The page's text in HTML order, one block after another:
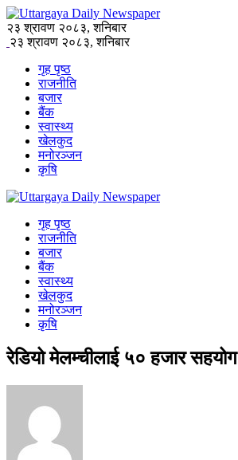
२३ श्रावण २०८३, शनिबार
२३ श्रावण २०८३, शनिबार
गृह पृष्ठ
राजनीति
बजार
बैंक
स्वास्थ्य
खेलकुद
मनोरञ्जन
कृषि
गृह पृष्ठ
राजनीति
बजार
बैंक
स्वास्थ्य
खेलकुद
मनोरञ्जन
कृषि
रेडियो मेलम्चीलाई ५० हजार सहयोग